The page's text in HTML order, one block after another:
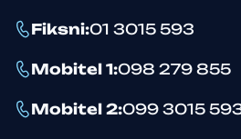
Fiksni:01 3015 593
Mobitel 1:098 279 855
Mobitel 2:099 3015